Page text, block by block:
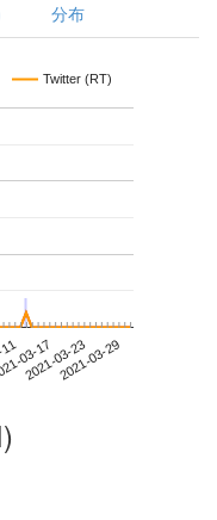
分布
Twitter (RT)
03-17
2021-03-232021-03-29